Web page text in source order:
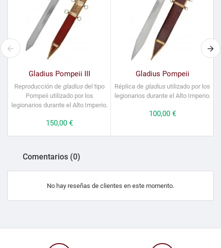
Gladius Pompeii III
Reproducción de gladiusdel tipo
Pompeii utilizado por los
legionarios durante el Alto Imperio.
Precio
150,00 €
Gladius Pompeii
Réplica de gladius utilizado por los
legionarios durante el Alto Imperio.
Precio
100,00 €
Comentarios (0)
No hay reseñas de clientes en este momento.